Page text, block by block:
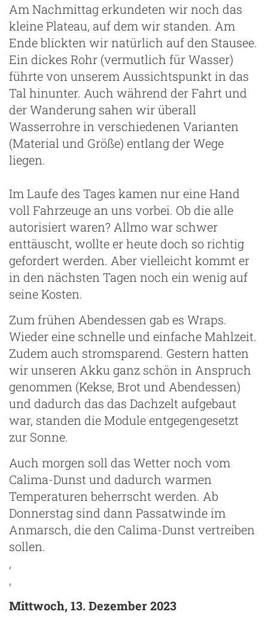
Am Nachmittag erkundeten wir noch das
kleine Plateau, auf dem wir standen. Am
Ende blickten wir natürlich auf den Stausee.
Ein dickes Rohr (vermutlich für Wasser)
führte von unserem Aussichtspunkt in das
Tal hinunter. Auch während der Fahrt und
der Wanderung sahen wir überall
Wasserrohre in verschiedenen Varianten
(Material und Größe) entlang der Wege
liegen.
Im Laufe des Tages kamen nur eine Hand
voll Fahrzeuge an uns vorbei. Ob die alle
autorisiert waren? Allmo war schwer
enttäuscht, wollte er heute doch so richtig
gefordert werden. Aber vielleicht kommt er
in den nächsten Tagen noch ein wenig auf
seine Kosten.
Zum frühen Abendessen gab es Wraps.
Wieder eine schnelle und einfache Mahlzeit.
Zudem auch stromsparend. Gestern hatten
wir unseren Akku ganz schön in Anspruch
genommen (Kekse, Brot und Abendessen)
und dadurch das das Dachzelt aufgebaut
war, standen die Module entgegengesetzt
zur Sonne.
Auch morgen soll das Wetter noch vom
Calima-Dunst und dadurch warmen
Temperaturen beherrscht werden. Ab
Donnerstag sind dann Passatwinde im
Anmarsch, die den Calima-Dunst vertreiben
sollen.
‚
‚
Mittwoch, 13. Dezember 2023